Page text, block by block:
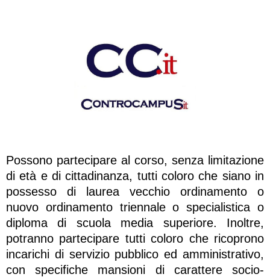
Possono partecipare al corso, senza limitazione
di età e di cittadinanza, tutti coloro che siano in
possesso di laurea vecchio ordinamento o
nuovo ordinamento triennale o specialistica o
diploma di scuola media superiore. Inoltre,
potranno partecipare tutti coloro che ricoprono
incarichi di servizio pubblico ed amministrativo,
con specifiche mansioni di carattere socio-